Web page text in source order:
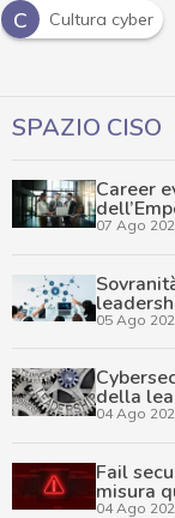
C
Cultura cyber
SPAZIO CISO
Career
07 Ago
05 Ago
della
04 Ago
Fail
misura
04 Ago